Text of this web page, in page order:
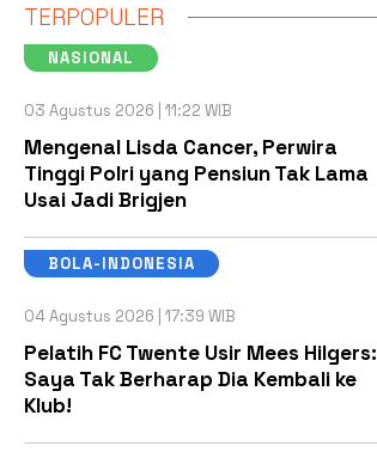
TERPOPULER
NASIONAL
03 Agustus 2026 | 11:22 WIB
Mengenal Lisda Cancer, Perwira
Tinggi Polri yang Pensiun Tak Lama
Usai Jadi Brigjen
BOLA-INDONESIA
04 Agustus 2026 | 17:39 WIB
Pelatih FC Twente Usir Mees Hilgers:
Saya Tak Berharap Dia Kembali ke
Klub!